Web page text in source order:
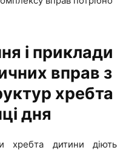
і приклади
вправ з
хребта
дня
хребта дитини діють